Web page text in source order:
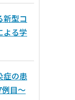
新型コ
よる学
症の患
目～